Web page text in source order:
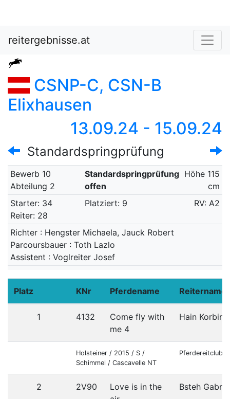
reitergebnisse.at
CSNP-C, CSN-B
Elixhausen
13.09.24 - 15.09.24
Standardspringprüfung
Bewerb 10
Abteilung 2
Standardspringprüfung
offen
Höhe 115
cm
Starter: 34
Reiter: 28
Platziert: 9 RV: A2
Richter : Hengster Michaela, Jauck Robert
Parcoursbauer : Toth Lazlo
Assistent : Voglreiter Josef
Platz KNr Pferdename Reitername
1 4132
Come fly with
me 4
Hain
Holsteiner / 2015 / S /
Schimmel / Cascavelle NT
Pferdereitclub
2 2V90
Love is in the
Bsteh